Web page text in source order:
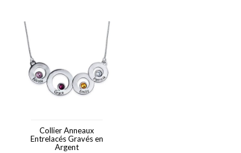
Collier Anneaux
Entrelacés Gravés en
Argent